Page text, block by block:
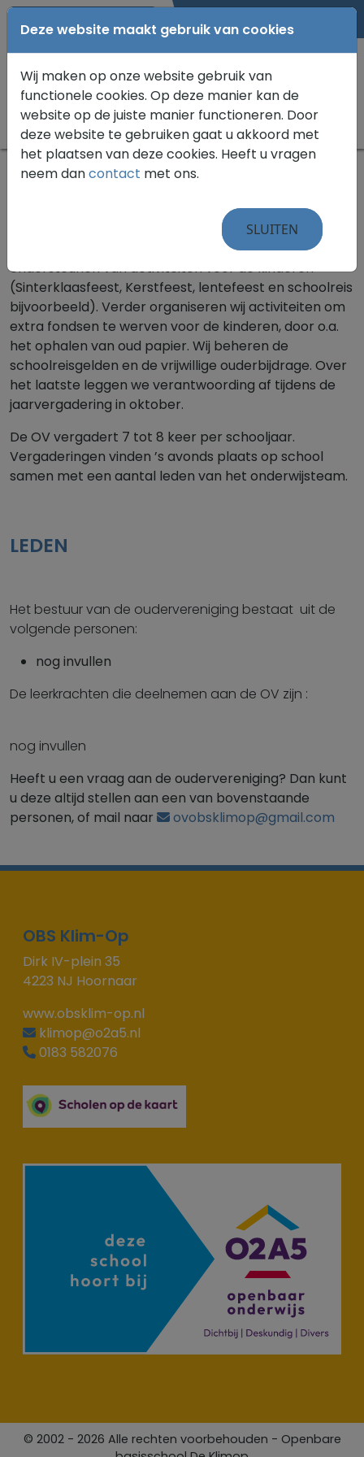
0183 582076
Home» Oudervereniging
Oudervereniging OBS Klim-Op
De taak van de oudervereniging (OV) is het
ondersteunen van activiteiten voor de kinderen
(Sinterklaasfeest, Kerstfeest, lentefeest en schoolreis
bijvoorbeeld). Verder organiseren wij activiteiten om
extra fondsen te werven voor de kinderen, door o.a.
het ophalen van oud papier. Wij beheren de
schoolreisgelden en de vrijwillige ouderbijdrage. Over
het laatste leggen we verantwoording af tijdens de
jaarvergadering in oktober.
De OV vergadert 7 tot 8 keer per schooljaar.
Vergaderingen vinden ’s avonds plaats op school
samen met een aantal leden van het onderwijsteam.
LEDEN
Het bestuur van de oudervereniging bestaat uit de
volgende personen:
nog invullen
De leerkrachten die deelnemen aan de OV zijn :
nog invullen
Heeft u een vraag aan de oudervereniging? Dan kunt
u deze altijd stellen aan een van bovenstaande
personen, of mail naar
ovobsklimop@gmail.com
OBS Klim-Op
Dirk IV-plein 35
4223 NJ Hoornaar
www.obsklim-op.nl
klimop@o2a5.nl
0183 582076
Deze website maakt gebruik van cookies
Wij maken op onze website gebruik van
functionele cookies. Op deze manier kan de
website op de juiste manier functioneren. Door
deze website te gebruiken gaat u akkoord met
het plaatsen van deze cookies. Heeft u vragen
neem dancontact met ons.
SLUITEN
© 2002 - 2026 Alle rechten voorbehouden - Openbare